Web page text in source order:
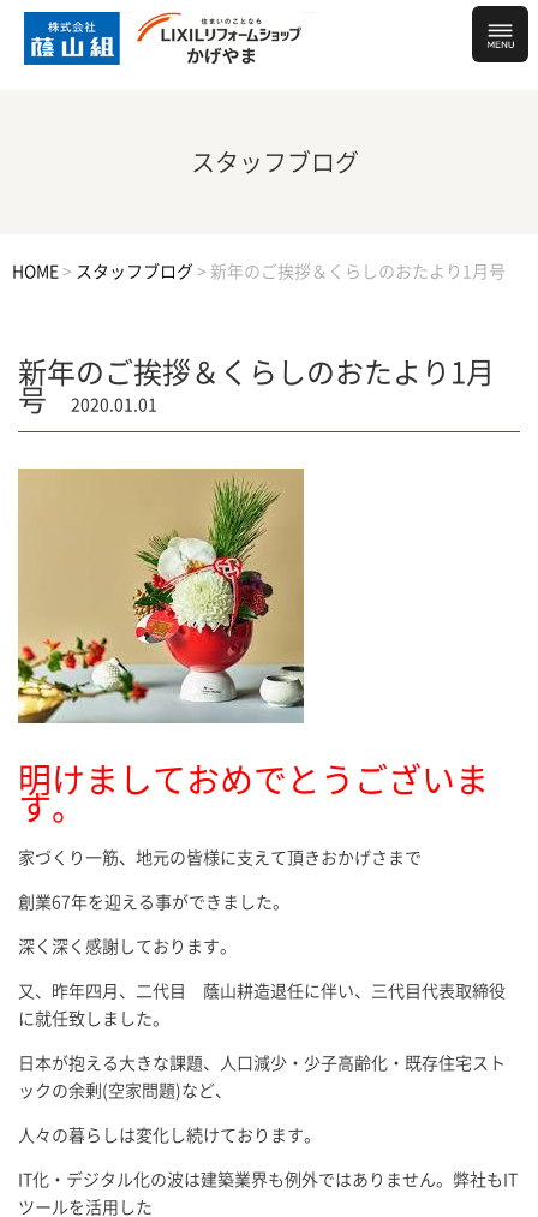
スタッフブログ
HOME > スタッフブログ > 新年のご挨拶＆くらしのおたより1月号
新年のご挨拶＆くらしのおたより1月
号
2020.01.01
明けましておめでとうございま
す。
家づくり一筋、地元の皆様に支えて頂きおかげさまで
創業67年を迎える事ができました。
深く深く感謝しております。
又、昨年四月、二代目 蔭山耕造退任に伴い、三代目代表取締役
に就任致しました。
日本が抱える大きな課題、人口減少・少子高齢化・既存住宅スト
ックの余剰(空家問題)など、
人々の暮らしは変化し続けております。
IT化・デジタル化の波は建築業界も例外ではありません。弊社もIT
ツールを活用した